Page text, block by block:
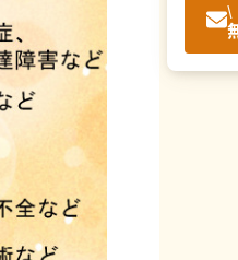
\